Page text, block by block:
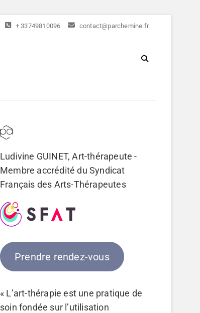
+ 33749810096 contact@parchemine.fr
Ludivine GUINET, Art-thérapeute -
Membre accrédité du Syndicat
Français des Arts-Thérapeutes
Prendre rendez-vous
« L’art-thérapie est une pratique de
soin fondée sur l’utilisation